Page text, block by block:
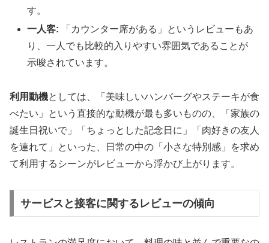
す。
一人客: 「カウンター席がある」というレビューもあ
り、一人でも比較的入りやすい雰囲気であることが
示唆されています。
利用動機としては、「美味しいハンバーグやステーキが食
べたい」という直接的な動機が最も多いものの、「家族の
誕生日祝いで」「ちょっとした記念日に」「肉好きの友人
を連れて」といった、日常の中の「小さな特別感」を求め
て利用するシーンがレビューから浮かび上がります。
サービスと接客に関するレビューの傾向